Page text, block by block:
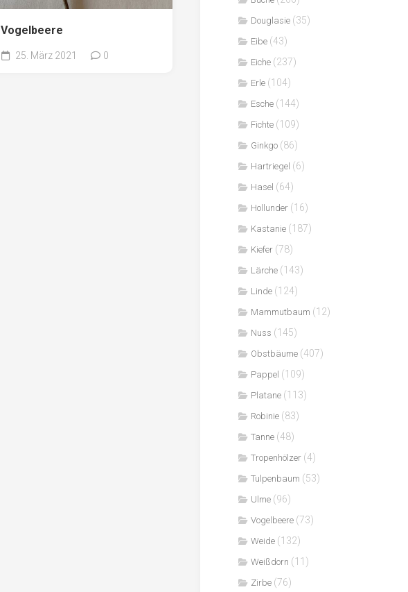
Vogelbeere
25. März 2021 0
Douglasie (35)
Eibe (43)
Eiche (237)
Erle (104)
Esche (144)
Fichte (109)
Ginkgo (86)
Hartriegel (6)
Hasel (64)
Hollunder (16)
Kastanie (187)
Kiefer (78)
Lärche (143)
Linde (124)
Mammutbaum (12)
Nuss (145)
Obstbäume (407)
Pappel (109)
Platane (113)
Robinie (83)
Tanne (48)
Tropenhölzer (4)
Tulpenbaum (53)
Ulme (96)
Vogelbeere (73)
Weide (132)
Weißdorn (11)
Zirbe (76)